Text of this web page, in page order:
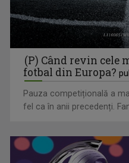
Campionatelor Europene
(P) Când revin cele
fotbal din Europa?
Pauza competițională a
fel ca în anii precedenți.